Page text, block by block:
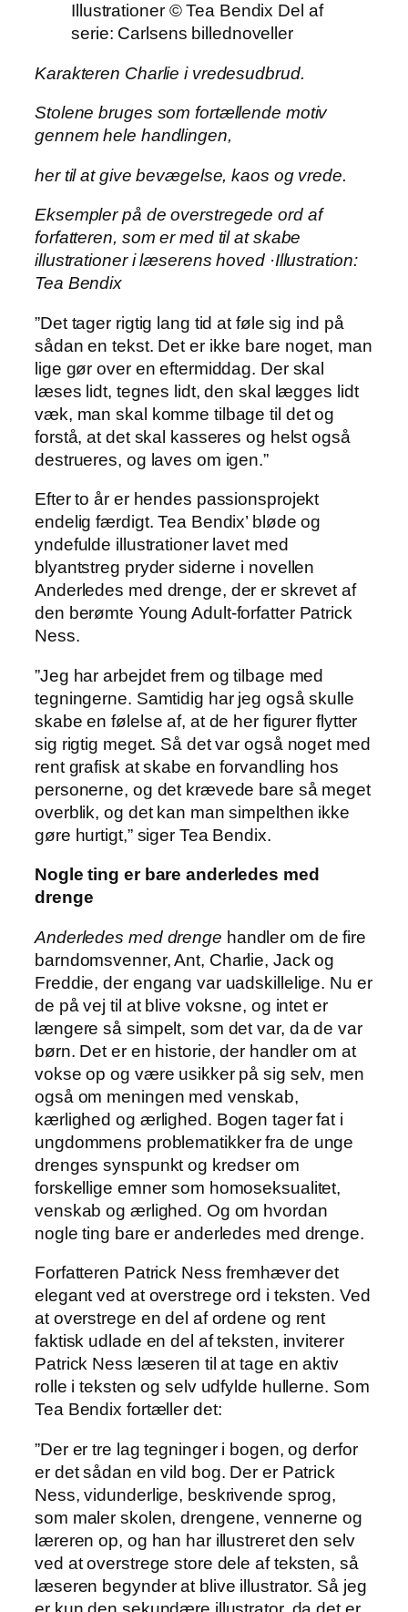
Illustrationer © Tea Bendix Del af
serie: Carlsens billednoveller
Karakteren Charlie i vredesudbrud.
Stolene bruges som fortællende motiv
gennem hele handlingen,
her til at give bevægelse, kaos og vrede.
Eksempler på de overstregede ord af
forfatteren, som er med til at skabe
illustrationer i læserens hoved·Illustration:
Tea Bendix
”Det tager rigtig lang tid at føle sig ind på
sådan en tekst. Det er ikke bare noget, man
lige gør over en eftermiddag. Der skal
læses lidt, tegnes lidt, den skal lægges lidt
væk, man skal komme tilbage til det og
forstå, at det skal kasseres og helst også
destrueres, og laves om igen.”
Efter to år er hendes passionsprojekt
endelig færdigt. Tea Bendix’ bløde og
yndefulde illustrationer lavet med
blyantstreg pryder siderne i novellen
Anderledes med drenge, der er skrevet af
den berømte Young Adult-forfatter Patrick
Ness.
”Jeg har arbejdet frem og tilbage med
tegningerne. Samtidig har jeg også skulle
skabe en følelse af, at de her figurer flytter
sig rigtig meget. Så det var også noget med
rent grafisk at skabe en forvandling hos
personerne, og det krævede bare så meget
overblik, og det kan man simpelthen ikke
gøre hurtigt,” siger Tea Bendix.
Nogle ting er bare anderledes med
drenge
Anderledes med drenge handler om de fire
barndomsvenner, Ant, Charlie, Jack og
Freddie, der engang var uadskillelige. Nu er
de på vej til at blive voksne, og intet er
længere så simpelt, som det var, da de var
børn. Det er en historie, der handler om at
vokse op og være usikker på sig selv, men
også om meningen med venskab,
kærlighed og ærlighed. Bogen tager fat i
ungdommens problematikker fra de unge
drenges synspunkt og kredser om
forskellige emner som homoseksualitet,
venskab og ærlighed. Og om hvordan
nogle ting bare er anderledes med drenge.
Forfatteren Patrick Ness fremhæver det
elegant ved at overstrege ord i teksten. Ved
at overstrege en del af ordene og rent
faktisk udlade en del af teksten, inviterer
Patrick Ness læseren til at tage en aktiv
rolle i teksten og selv udfylde hullerne. Som
Tea Bendix fortæller det:
”Der er tre lag tegninger i bogen, og derfor
er det sådan en vild bog. Der er Patrick
Ness, vidunderlige, beskrivende sprog,
som maler skolen, drengene, vennerne og
læreren op, og han har illustreret den selv
ved at overstrege store dele af teksten, så
læseren begynder at blive illustrator. Så jeg